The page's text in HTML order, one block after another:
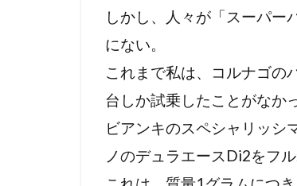
しかし、人々が「スーパー
にない。
これまで私は、コルナゴの
台しか試乗したことがなか
ビアンキのスペシャリッシ
ノのデュラエースDi2をフ